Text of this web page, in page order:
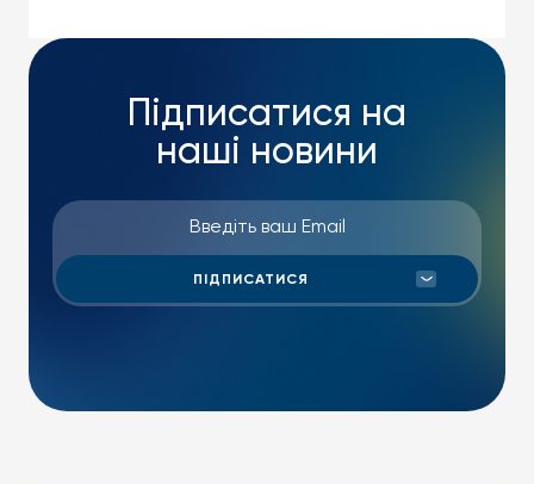
Підписатися на
наші новини